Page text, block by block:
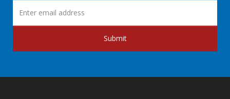
Submit